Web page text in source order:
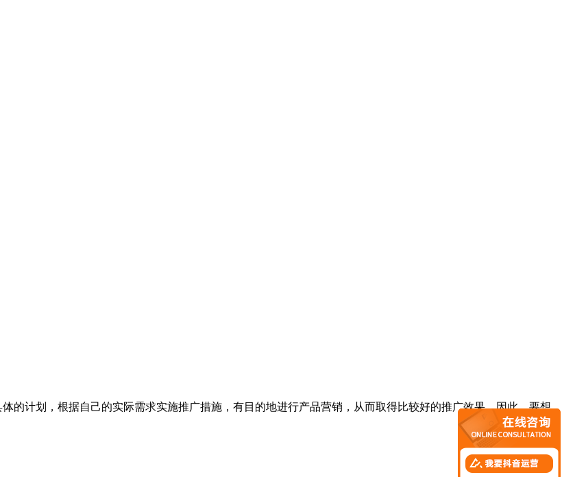
的计划，根据自己的实际需求实施推广措施，有目的地进行产品营销，从而取得比较好的推广效果，因此，要想